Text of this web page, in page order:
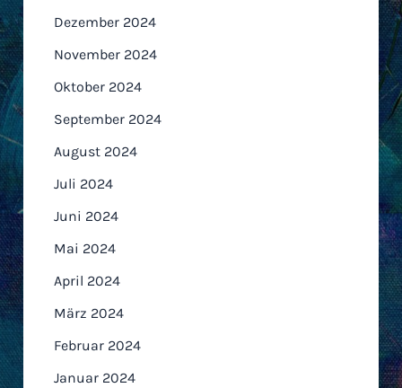
Dezember 2024
November 2024
Oktober 2024
September 2024
August 2024
Juli 2024
Juni 2024
Mai 2024
April 2024
März 2024
Februar 2024
Januar 2024